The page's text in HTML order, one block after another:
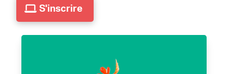
S'inscrire